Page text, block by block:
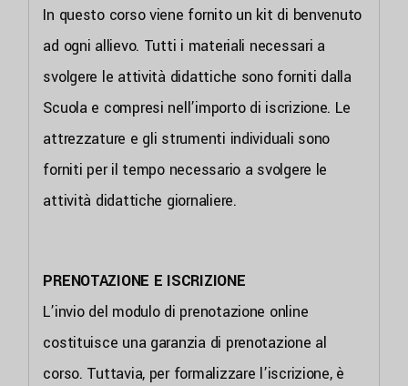
In questo corso viene fornito un kit di benvenuto
ad ogni allievo. Tutti i materiali necessari a
svolgere le attività didattiche sono forniti dalla
Scuola e compresi nell’importo di iscrizione. Le
attrezzature e gli strumenti individuali sono
forniti per il tempo necessario a svolgere le
attività didattiche giornaliere.
PRENOTAZIONE E ISCRIZIONE
L’invio del modulo di prenotazione online
costituisce una garanzia di prenotazione al
corso. Tuttavia, per formalizzare l’iscrizione, è